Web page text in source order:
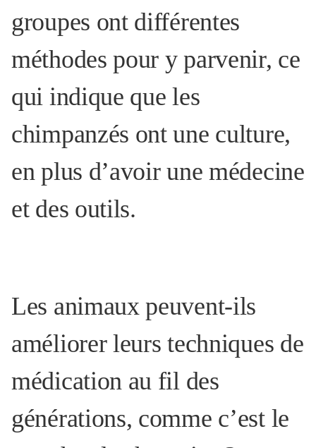
groupes ont différentes
méthodes pour y parvenir, ce
qui indique que les
chimpanzés ont une culture,
en plus d’avoir une médecine
et des outils.
Les animaux peuvent-ils
améliorer leurs techniques de
médication au fil des
générations, comme c’est le